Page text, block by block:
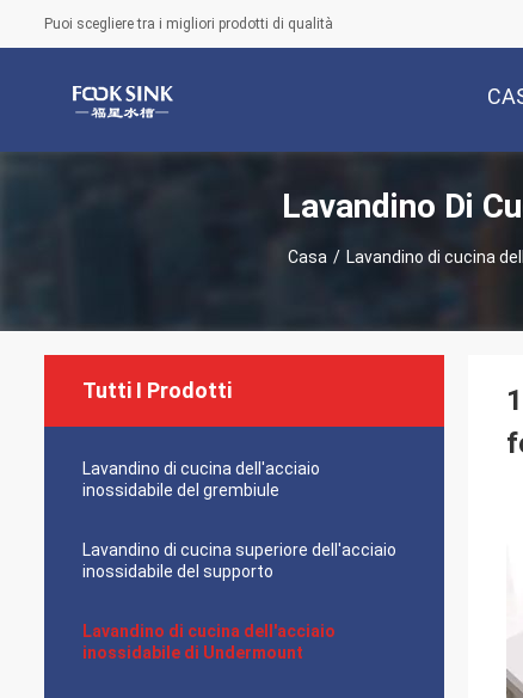
Puoi scegliere tra i migliori prodotti di qualità
Lavandino Di
Casa / Lavandino di cucina
Tutti I Prodotti
Lavandino di cucina dell'acciaio
inossidabile del grembiule
Lavandino di cucina superiore dell'acciaio
inossidabile del supporto
Lavandino di cucina dell'acciaio
inossidabile di Undermount